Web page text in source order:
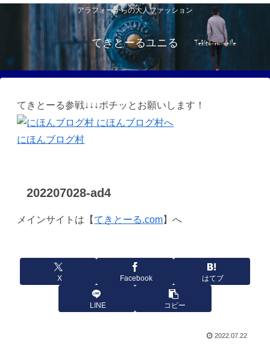
アラフォーからの大人ファッション
てきとーるユニる
てきとーる参戦↓↓↓ポチッとお願いします！
にほんブログ村
202207028-ad4
メインサイトは【てきとーる.com】へ
X Facebook はてブ
LINE コピー
2022.07.22